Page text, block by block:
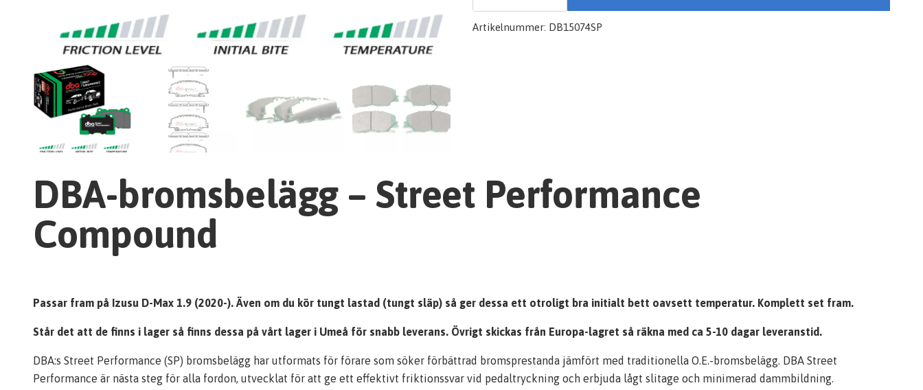
Artikelnummer: DB15074SP
DBA-bromsbelägg – Street Performance
Compound
Passar fram på Izusu D-Max 1.9 (2020-). Även om du kör tungt lastad (tungt släp) så ger dessa ett otroligt bra initialt bett oavsett temperatur. Komplett set fram.
Står det att de finns i lager så finns dessa på vårt lager i Umeå för snabb leverans. Övrigt skickas från Europa-lagret så räkna med ca 5-10 dagar leveranstid.
DBA:s Street Performance (SP) bromsbelägg har utformats för förare som söker förbättrad bromsprestanda jämfört med traditionella O.E.-bromsbelägg. DBA Street
Performance är nästa steg för alla fordon, utvecklat för att ge ett effektivt friktionssvar vid pedaltryckning och erbjuda lågt slitage och minimerad dammbildning.